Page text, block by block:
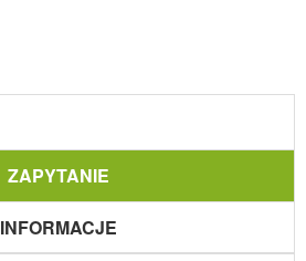
ZAPYTANIE
INFORMACJE